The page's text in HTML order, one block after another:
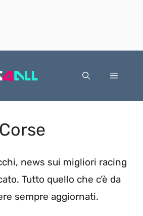
Menu
news sui migliori racing
Tutto quello che c’è da
sempre aggiornati.